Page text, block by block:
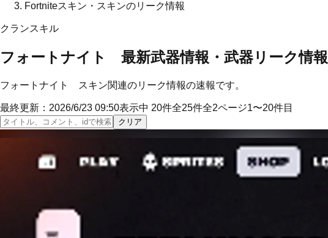
Fortniteスキン・スキンのリーク情報
クランスキル
フォートナイト 最新武器情報・武器リーク情報
フォートナイト スキン関連のリーク情報の速報です。
最終更新： 2026/6/23 09:50表示中 20件全25件全2ページ1〜20件目
クリア